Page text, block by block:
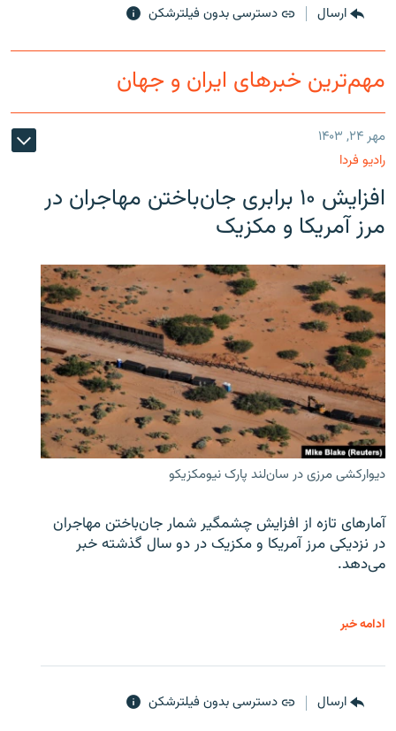
ارسال دسترسی بدون فیلترشکن
مهم‌ترین خبرهای ایران و جهان
مهر ۲۴, ۱۴۰۳
رادیو فردا
افزایش ۱۰ برابری جان‌باختن مهاجران در
مرز آمریکا و مکزیک
دیوارکشی مرزی در سان‌لند پارک نیومکزیکو
آمارهای تازه از افزایش چشمگیر شمار جان‌باختن مهاجران
در نزدیکی مرز آمریکا و مکزیک در دو سال گذشته خبر
می‌دهد.
ادامه خبر
ارسال دسترسی بدون فیلترشکن